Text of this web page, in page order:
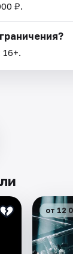
₽.
16+.
от 12